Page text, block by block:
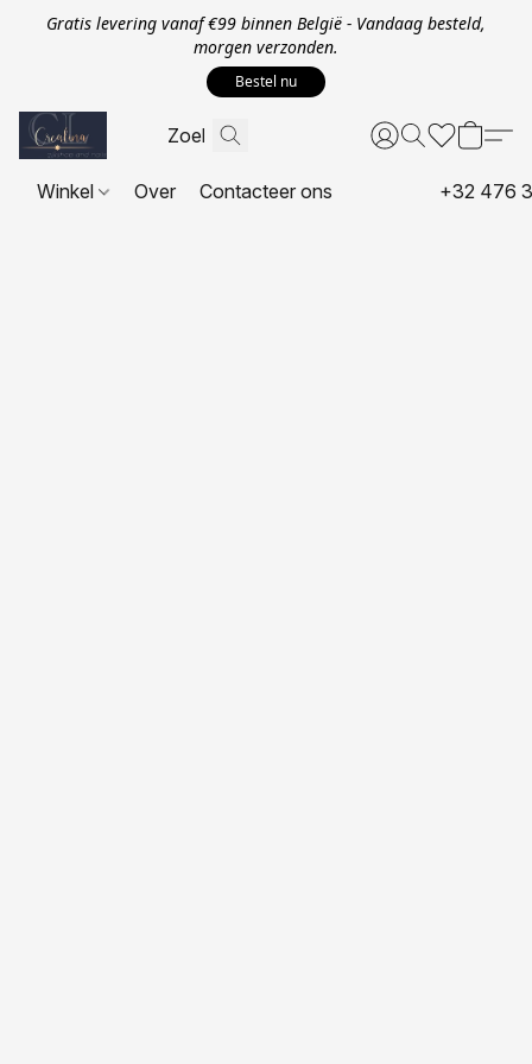
Gratis levering vanaf €99 binnen België - Vandaag besteld,
morgen verzonden.
Bestel nu
Winkel Over Contacteer ons +32 476